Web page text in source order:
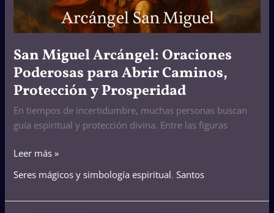
San Miguel Arcángel: Oraciones
Poderosas para Abrir Caminos,
Protección y Prosperidad
En tiempos de incertidumbre, muchas personas buscan
guía espiritual y protección divina. Entre las figuras
y
Prosperidad
Leer más »
Seres mágicos y simbología espiritual,Santos